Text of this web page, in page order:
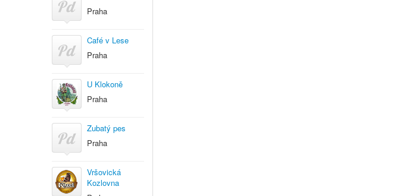
Praha
Café v Lese
Praha
U Klokoně
Praha
Zubatý pes
Praha
Vršovická
Kozlovna